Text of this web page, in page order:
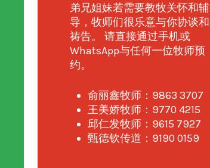
弟兄姐妹若需要教牧关怀和辅
导，牧师们很乐意与你协谈和
祷告。 请直接通过手机或
WhatsApp与任何一位牧师预
约。
俞丽鑫牧师：9863 3707
王美娇牧师：9770 4215
邱仁发牧师：9615 7927
甄德钦传道：9190 0159